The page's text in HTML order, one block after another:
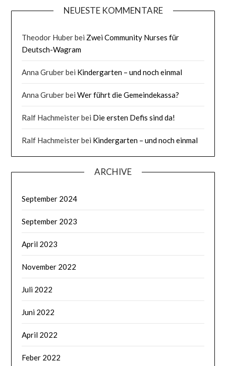
NEUESTE KOMMENTARE
Theodor Huberbei Zwei Community Nurses für
Deutsch-Wagram
Anna Gruberbei Kindergarten – und noch einmal
Anna GruberbeiWer führt die Gemeindekassa?
Ralf Hachmeisterbei Die ersten Defis sind da!
Ralf Hachmeisterbei Kindergarten – und noch einmal
ARCHIVE
September 2024
September 2023
April 2023
November 2022
Juli 2022
Juni 2022
April 2022
Feber 2022